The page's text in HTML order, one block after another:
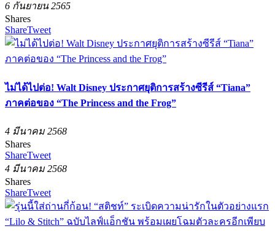
6 กันยายน 2565
Shares
ShareTweet
ไม่ได้ไปต่อ! Walt Disney ประกาศยุติการสร้างซีรีส์ “Tiana”
ภาคต่อของ “The Princess and the Frog”
4 มีนาคม 2568
Shares
ShareTweet
4 มีนาคม 2568
Shares
ShareTweet